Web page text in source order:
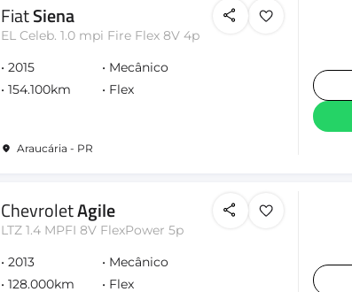
FiatSiena
EL Celeb. 1.0 mpi Fire Flex 8V 4p
2015
Mecânico
154.100km
Flex
Araucária - PR
ChevroletAgile
LTZ 1.4 MPFI 8V FlexPower 5p
2013
Mecânico
128.000km
Flex